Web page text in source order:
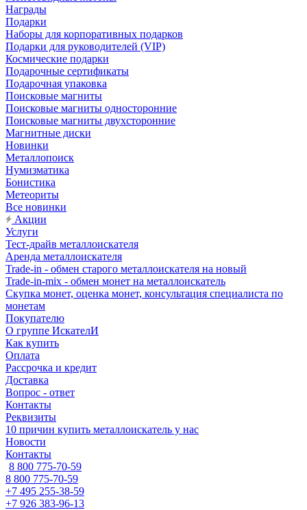
Награды
Подарки
Наборы для корпоративных подарков
Подарки для руководителей (VIP)
Космические подарки
Подарочные сертификаты
Подарочная упаковка
Поисковые магниты
Поисковые магниты односторонние
Поисковые магниты двухсторонние
Магнитные диски
Новинки
Металлопоиск
Нумизматика
Бонистика
Метеориты
Все новинки
Акции
Услуги
Тест-драйв металлоискателя
Аренда металлоискателя
Trade-in - обмен старого металлоискателя на новый
Trade-in-mix - обмен монет на металлоискатель
Скупка монет, оценка монет, консультация специалиста по
монетам
Покупателю
О группе ИскателИ
Как купить
Оплата
Рассрочка и кредит
Доставка
Вопрос - ответ
Контакты
Реквизиты
10 причин купить металлоискатель у нас
Новости
Контакты
8 800 775-70-59
8 800 775-70-59
+7 495 255-38-59
+7 926 383-96-13